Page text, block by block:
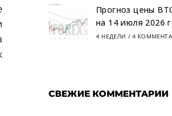
Прогноз цены
на 14 июля 2026
4 НЕДЕЛИ / 4
СВЕЖИЕ КОММЕНТАРИИ